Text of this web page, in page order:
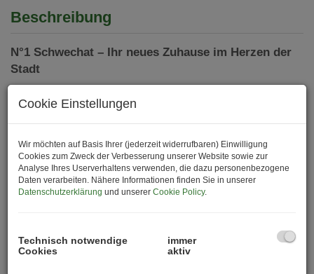
Beschreibung
N°1 Schwechat – Ihr neues Zuhause im Herzen der
Stadt
modernes Wohnprojekt, das urbanes Lebensgefühl,
hochwertige Architektur und nachhaltigen Wohnkomfort
perfekt miteinander verbindet. Rund 100
Eigentumswohnungen bieten den idealen Wohnraum für
Singles, Paare, Familien und alle, die zentral und
dennoch entspannt leben möchten.
überzeugen durch durchdachte Grundrisse,
hochwertige Materialien und helle Wohnräume.
Cookie Einstellungen
Wir möchten auf Basis Ihrer (jederzeit widerrufbaren) Einwilligung
Cookies zum Zweck der Verbesserung unserer Website sowie zur
Analyse Ihres Userverhaltens verwenden, die dazu personenbezogene
Daten verarbeiten. Nähere Informationen finden Sie in unserer
Datenschutzerklärung und unserer Cookie Policy.
Technisch notwendige
Cookies
immer
aktiv